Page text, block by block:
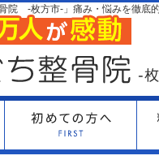
院 -枚方市-」痛み・悩みを徹底